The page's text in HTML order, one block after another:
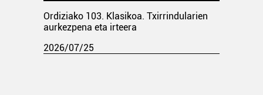
Ordiziako 103. Klasikoa. Txirrindularien
aurkezpena eta irteera
2026/07/25